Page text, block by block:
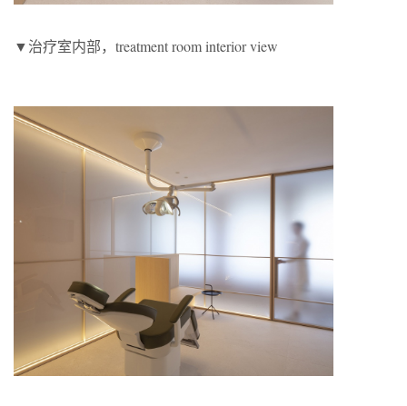
▼治疗室内部，treatment room interior view